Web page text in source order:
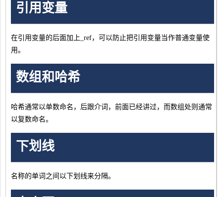
引用变量
在引用变量的后面加上_ref，可以防止把引用变量当作普通变量使
用。
数组和哈希
哈希通常以单数命名，后跟介词，前面已经讲过，而数组处则通常
以复数命名。
下划线
名称的单词之间以下划线来分隔。